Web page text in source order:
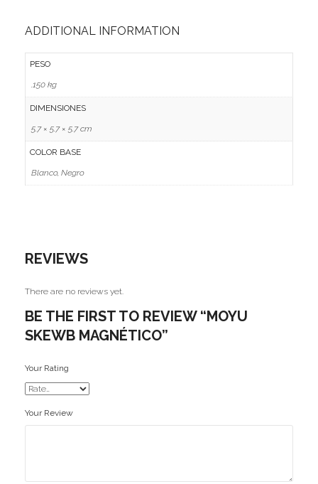
ADDITIONAL INFORMATION
PESO
.150 kg
DIMENSIONES
5.7 × 5.7 × 5.7 cm
COLOR BASE
Blanco, Negro
REVIEWS
There are no reviews yet.
BE THE FIRST TO REVIEW “MOYU
SKEWB MAGNÉTICO”
Your Rating
Your Review